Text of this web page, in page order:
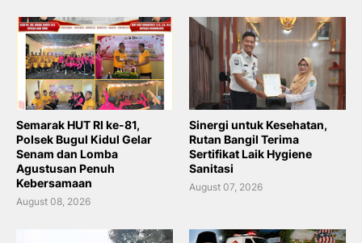
Semarak HUT RI ke-81,
Polsek Bugul Kidul Gelar
Senam dan Lomba
Agustusan Penuh
Kebersamaan
August 08, 2026
Sinergi untuk Kesehatan,
Rutan Bangil Terima
Sertifikat Laik Hygiene
Sanitasi
August 07, 2026